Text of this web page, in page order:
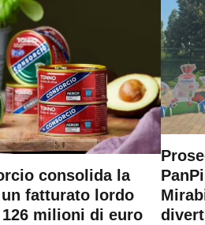
consolida la
fatturato lordo
milioni di euro